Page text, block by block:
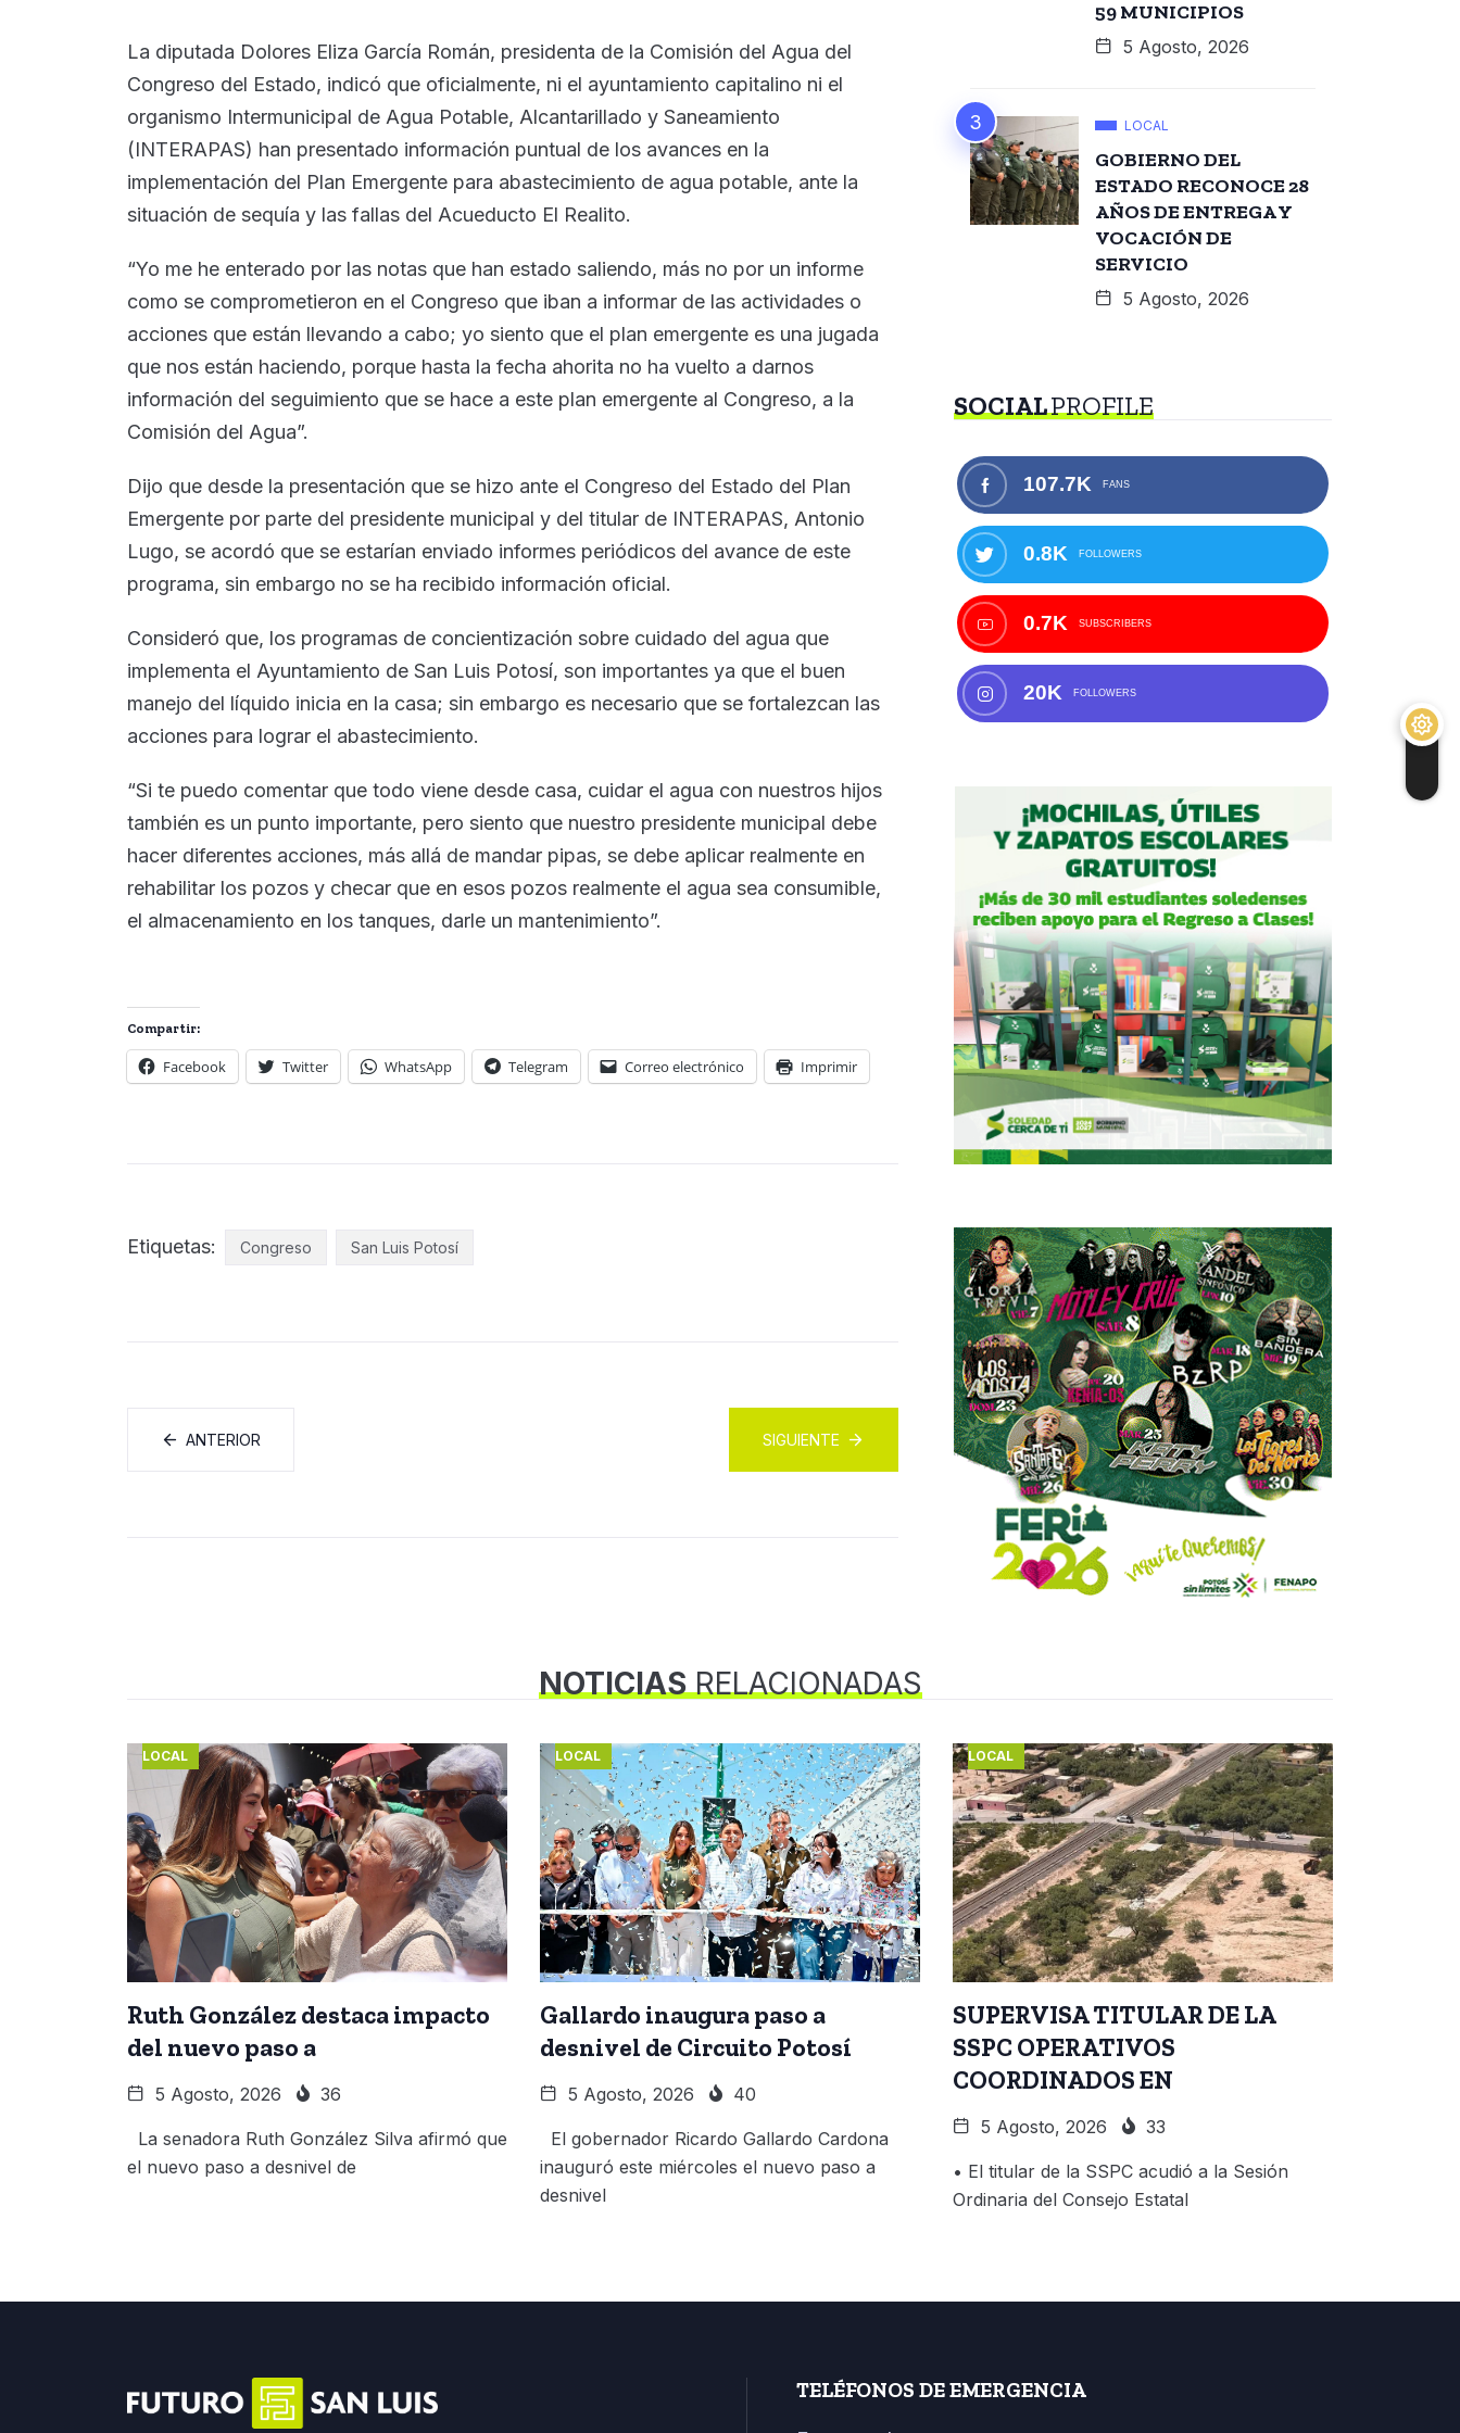
La diputada Dolores Eliza García Román, presidenta de la Comisión del Agua del
Congreso del Estado, indicó que oficialmente, ni el ayuntamiento capitalino ni el
organismo Intermunicipal de Agua Potable, Alcantarillado y Saneamiento
(INTERAPAS) han presentado información puntual de los avances en la
implementación del Plan Emergente para abastecimiento de agua potable, ante la
situación de sequía y las fallas del Acueducto El Realito.
“Yo me he enterado por las notas que han estado saliendo, más no por un informe
como se comprometieron en el Congreso que iban a informar de las actividades o
acciones que están llevando a cabo; yo siento que el plan emergente es una jugada
que nos están haciendo, porque hasta la fecha ahorita no ha vuelto a darnos
información del seguimiento que se hace a este plan emergente al Congreso, a la
Comisión del Agua”.
Dijo que desde la presentación que se hizo ante el Congreso del Estado del Plan
Emergente por parte del presidente municipal y del titular de INTERAPAS, Antonio
Lugo, se acordó que se estarían enviado informes periódicos del avance de este
programa, sin embargo no se ha recibido información oficial.
Consideró que, los programas de concientización sobre cuidado del agua que
implementa el Ayuntamiento de San Luis Potosí, son importantes ya que el buen
manejo del líquido inicia en la casa; sin embargo es necesario que se fortalezcan las
acciones para lograr el abastecimiento.
“Si te puedo comentar que todo viene desde casa, cuidar el agua con nuestros hijos
también es un punto importante, pero siento que nuestro presidente municipal debe
hacer diferentes acciones, más allá de mandar pipas, se debe aplicar realmente en
rehabilitar los pozos y checar que en esos pozos realmente el agua sea consumible,
el almacenamiento en los tanques, darle un mantenimiento”.
Compartir:
Facebook Twitter WhatsApp Telegram Correo electrónico Imprimir
Etiquetas: Congreso San Luis Potosí
ANTERIOR SIGUIENTE
59 MUNICIPIOS
5 Agosto, 2026
LOCAL
GOBIERNO DEL
ESTADO RECONOCE 28
AÑOS DE ENTREGA Y
VOCACIÓN DE
SERVICIO
5 Agosto, 2026
SOCIALPROFILE
107.7K FANS
0.8K FOLLOWERS
0.7K SUBSCRIBERS
20K FOLLOWERS
NOTICIASRELACIONADAS
LOCAL
Ruth González destaca impacto
del nuevo paso a
5 Agosto, 2026 36
La senadora Ruth González Silva afirmó que
el nuevo paso a desnivel de
LOCAL
Gallardo inaugura paso a
desnivel de Circuito Potosí
5 Agosto, 2026 40
El gobernador Ricardo Gallardo Cardona
inauguró este miércoles el nuevo paso a
desnivel
LOCAL
SUPERVISA TITULAR DE LA
SSPC OPERATIVOS
COORDINADOS EN
5 Agosto, 2026 33
• El titular de la SSPC acudió a la Sesión
Ordinaria del Consejo Estatal
TELÉFONOS DE EMERGENCIA